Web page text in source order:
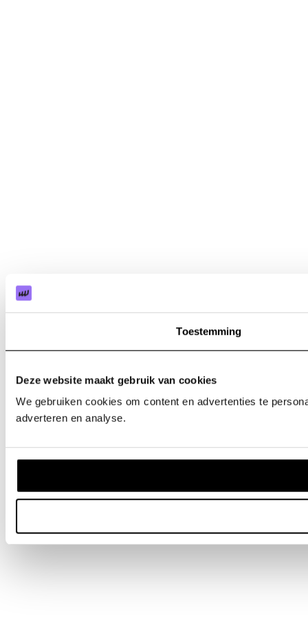
Toestemming
Deze website maakt gebruik van cookies
We gebruiken cookies om content en advertenties te
adverteren en analyse.